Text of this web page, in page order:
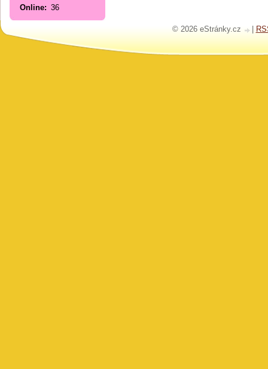
Online: 36
© 2026 eStránky.cz